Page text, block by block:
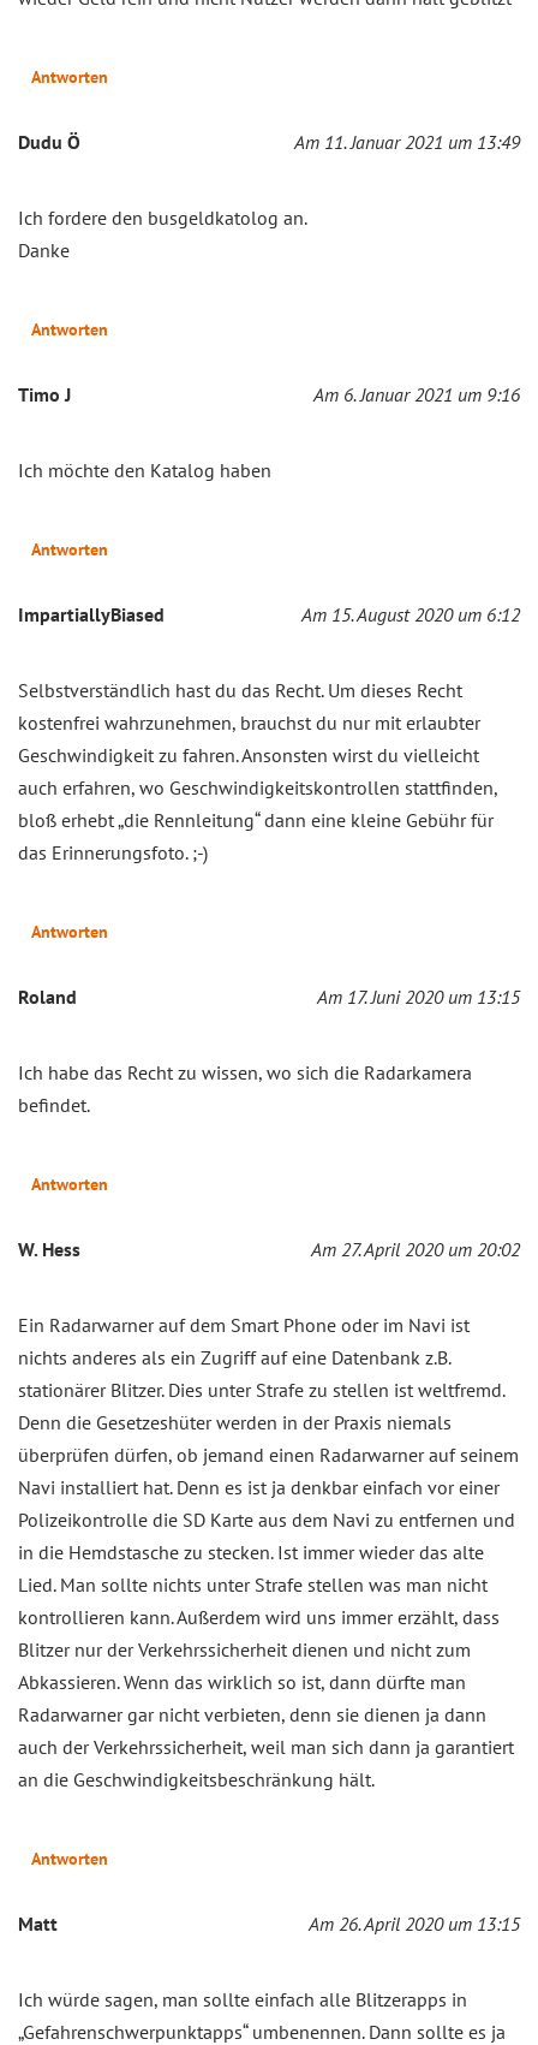
Antworten
Dudu Ö Am 11. Januar 2021 um 13:49
Ich fordere den busgeldkatolog an.
Danke
Antworten
Timo J Am 6. Januar 2021 um 9:16
Ich möchte den Katalog haben
Antworten
ImpartiallyBiased Am 15. August 2020 um 6:12
Selbstverständlich hast du das Recht. Um dieses Recht
kostenfrei wahrzunehmen, brauchst du nur mit erlaubter
Geschwindigkeit zu fahren. Ansonsten wirst du vielleicht
auch erfahren, wo Geschwindigkeitskontrollen stattfinden,
bloß erhebt „die Rennleitung“ dann eine kleine Gebühr für
das Erinnerungsfoto. ;-)
Antworten
Roland Am 17. Juni 2020 um 13:15
Ich habe das Recht zu wissen, wo sich die Radarkamera
befindet.
Antworten
W. Hess Am 27. April 2020 um 20:02
Ein Radarwarner auf dem Smart Phone oder im Navi ist
nichts anderes als ein Zugriff auf eine Datenbank z.B.
stationärer Blitzer. Dies unter Strafe zu stellen ist weltfremd.
Denn die Gesetzeshüter werden in der Praxis niemals
überprüfen dürfen, ob jemand einen Radarwarner auf seinem
Navi installiert hat. Denn es ist ja denkbar einfach vor einer
Polizeikontrolle die SD Karte aus dem Navi zu entfernen und
in die Hemdstasche zu stecken. Ist immer wieder das alte
Lied. Man sollte nichts unter Strafe stellen was man nicht
kontrollieren kann. Außerdem wird uns immer erzählt, dass
Blitzer nur der Verkehrssicherheit dienen und nicht zum
Abkassieren. Wenn das wirklich so ist, dann dürfte man
Radarwarner gar nicht verbieten, denn sie dienen ja dann
auch der Verkehrssicherheit, weil man sich dann ja garantiert
an die Geschwindigkeitsbeschränkung hält.
Antworten
Matt Am 26. April 2020 um 13:15
Ich würde sagen, man sollte einfach alle Blitzerapps in
„Gefahrenschwerpunktapps“ umbenennen. Dann sollte es ja